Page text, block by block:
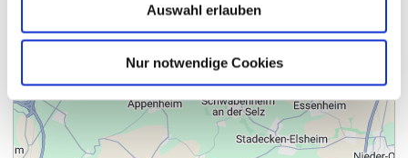
Auswahl erlauben
Nur notwendige Cookies